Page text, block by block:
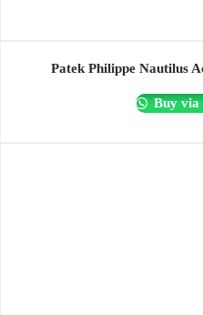
Patek Philippe Nautilus
Buy via